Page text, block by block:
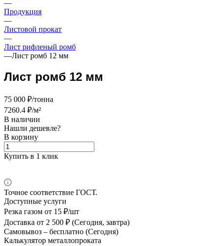
—
Продукция
—
Листовой прокат
—
Лист рифленый ромб
—Лист ромб 12 мм
Лист ромб 12 мм
75 000 ₽/тонна
7260.4 ₽/м²
В наличии
Нашли дешевле?
В корзину
Купить в 1 клик
Точное соответствие ГОСТ.
Доступные услуги
Резка газом от 15 ₽/шт
Доставка от 2 500 ₽ (Сегодня, завтра)
Самовывоз – бесплатно (Сегодня)
Калькулятор металлопроката